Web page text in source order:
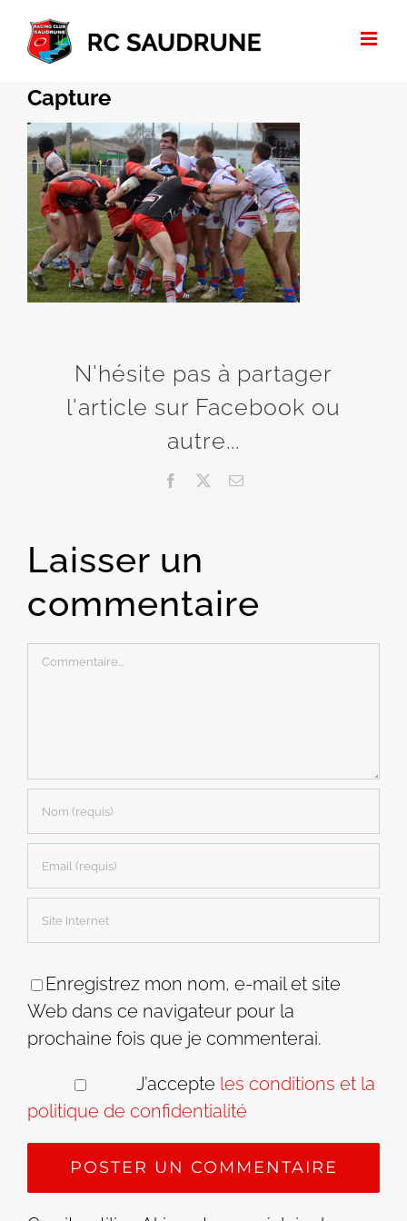
Passer
contenu
Capture
N'hésite pas à partager
l'article sur Facebook ou
autre...
Facebook Email
Laisser un
commentaire
Commentaire
Enregistrez mon nom, e-mail et site
Web dans ce navigateur pour la
prochaine fois que je commenterai.
J’accepte les conditions et la
politique de confidentialité